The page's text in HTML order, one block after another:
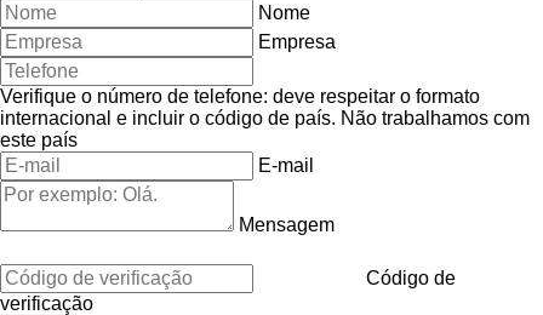
Nome
Empresa
Verifique o número de telefone: deve respeitar o formato
internacional e incluir o código de país. Não trabalhamos com
este país
E-mail
Mensagem
Código de
verificação